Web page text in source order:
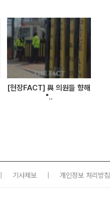
[현장FACT] 與 의원들 향해
"..
기사제보 개인정보 처리방침